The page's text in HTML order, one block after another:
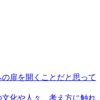
扉を開くことだと思って
化や人々、考え方に触れ